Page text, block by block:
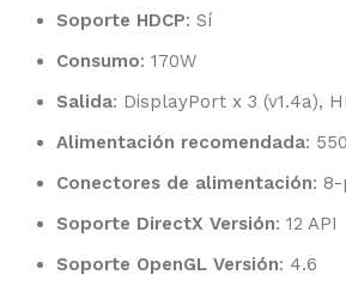
Soporte HDCP: Sí
Consumo: 170W
Salida: DisplayPort x 3 (v1.4a),
Alimentación recomendada:
Conectores de alimentación: 8-
Soporte DirectX Versión: 12 API
Soporte OpenGL Versión: 4.6